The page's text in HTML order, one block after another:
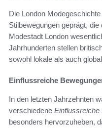
Die London
Stilbewegungen geprägt,
Modestadt London
Jahrhunderten stellen
sowohl lokale als auch
Einflussreiche
In den letzten Jahrzehnten
verschiedene Einflussreiche
besonders hervorzuheben,